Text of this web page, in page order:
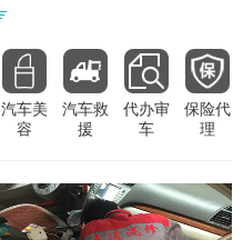
汽车美
容
汽车救
援
代办审
车
保险代
理